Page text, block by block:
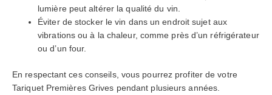
lumière peut altérer la qualité du vin.
Éviter de stocker le vin dans un endroit sujet aux
vibrations ou à la chaleur, comme près d’un réfrigérateur
ou d’un four.
En respectant ces conseils, vous pourrez profiter de votre
Tariquet Premières Grives pendant plusieurs années.